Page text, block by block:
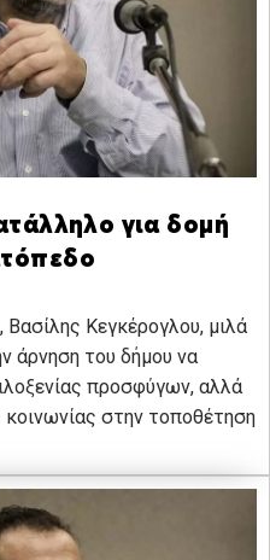
για δομή
Κεγκέρογλου, μιλά
άρνηση του δήμου να
προσφύγων, αλλά
κοινωνίας στην τοποθέτηση